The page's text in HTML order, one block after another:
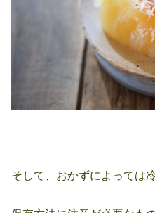
そして、おかずによっては